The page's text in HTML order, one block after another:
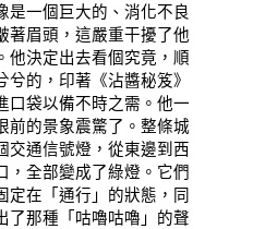
是一個巨大的、消化不良
著眉頭，這嚴重干擾了他
他決定出去看個究竟，順
的，印著《沾醬秘笈》
口袋以備不時之需。他一
前的景象震驚了。整條城
交通信號燈，從東邊到西
，全部變成了綠燈。它們
定在「通行」的狀態，同
了那種「咕嚕咕嚕」的聲